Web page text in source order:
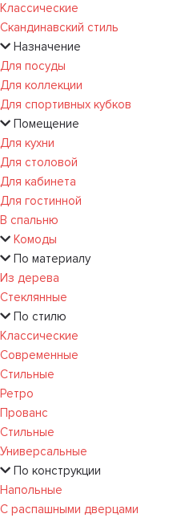
Классические
Скандинавский стиль
Назначение
Для посуды
Для коллекции
Для спортивных кубков
Помещение
Для кухни
Для столовой
Для кабинета
Для гостинной
В спальню
Комоды
По материалу
Из дерева
Стеклянные
По стилю
Классические
Современные
Стильные
Ретро
Прованс
Стильные
Универсальные
По конструкции
Напольные
С распашными дверцами